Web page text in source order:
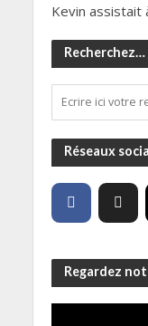
Kevin assistait
Réseaux
Regardez